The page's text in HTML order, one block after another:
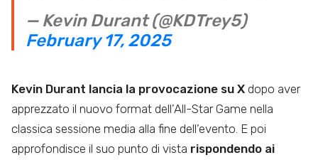
— Kevin Durant (@KDTrey5)
February 17, 2025
Kevin Durant lancia la provocazione su X dopo aver
apprezzato il nuovo format dell’All-Star Game nella
classica sessione media alla fine dell’evento. E poi
approfondisce il suo punto di vista rispondendo ai